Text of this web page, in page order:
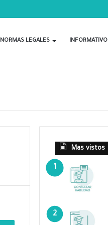
NORMAS LEGALES INFORMATIVO
Mas vistos